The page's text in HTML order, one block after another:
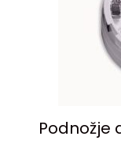
Podnožje